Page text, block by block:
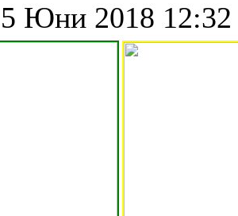
Юни 2018 12:32